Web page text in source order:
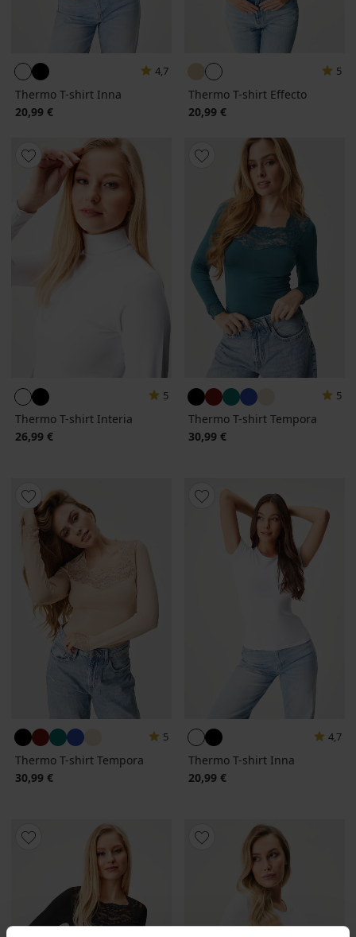
4,7
Thermo T-shirt Inna
20,99 €
5
Thermo T-shirt Effecto
20,99 €
5
Thermo T-shirt Interia
26,99 €
5
Thermo T-shirt Tempora
30,99 €
5
Thermo T-shirt Tempora
30,99 €
4,7
Thermo T-shirt Inna
20,99 €